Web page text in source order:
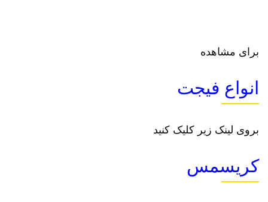
برای مشاهده
انواع فیجت
بروی لینک زیر کلیک کنید
کریسمس